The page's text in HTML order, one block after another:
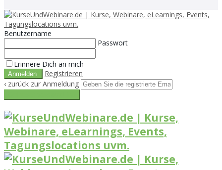
Benutzername
Passwort
Erinnere Dich an mich
Registrieren
‹ zurück zur Anmeldung